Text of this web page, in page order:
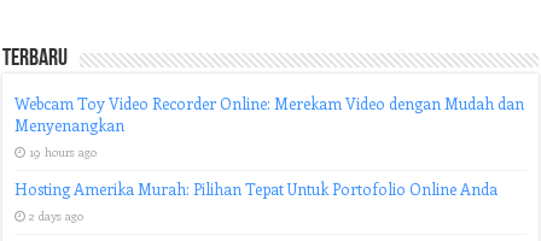
Terbaru
Webcam Toy Video Recorder Online: Merekam Video dengan Mudah dan
Menyenangkan
19 hours ago
Hosting Amerika Murah: Pilihan Tepat Untuk Portofolio Online Anda
2 days ago